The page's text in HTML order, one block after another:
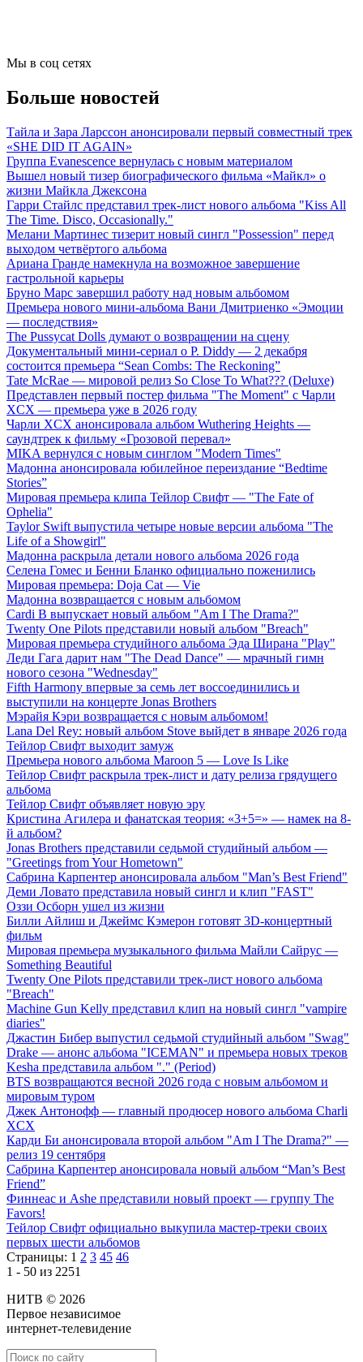
Мы в соц сетях
Больше новостей
Тайла и Зара Ларссон анонсировали первый совместный трек
«SHE DID IT AGAIN»
Группа Evanescence вернулась с новым материалом
Вышел новый тизер биографического фильма «Майкл» о
жизни Майкла Джексона
Гарри Стайлс представил трек-лист нового альбома "Kiss All
The Time. Disco, Occasionally."
Мелани Мартинес тизерит новый сингл "Possession" перед
выходом четвёртого альбома
Ариана Гранде намекнула на возможное завершение
гастрольной карьеры
Бруно Марс завершил работу над новым альбомом
Премьера нового мини-альбома Вани Дмитриенко «Эмоции
— последствия»
The Pussycat Dolls думают о возвращении на сцену
Документальный мини-сериал о P. Diddy — 2 декабря
состоится премьера “Sean Combs: The Reckoning”
Tate McRae — мировой релиз So Close To What??? (Deluxe)
Представлен первый постер фильма "The Moment" с Чарли
XCX — премьера уже в 2026 году
Чарли XCX анонсировала альбом Wuthering Heights —
саундтрек к фильму «Грозовой перевал»
MIKA вернулся с новым синглом "Modern Times"
Мадонна анонсировала юбилейное переиздание “Bedtime
Stories”
Мировая премьера клипа Тейлор Свифт — "The Fate of
Ophelia"
Taylor Swift выпустила четыре новые версии альбома "The
Life of a Showgirl"
Мадонна раскрыла детали нового альбома 2026 года
Селена Гомес и Бенни Бланко официально поженились
Мировая премьера: Doja Cat — Vie
Мадонна возвращается с новым альбомом
Cardi B выпускает новый альбом "Am I The Drama?"
Twenty One Pilots представили новый альбом "Breach"
Мировая премьера студийного альбома Эда Ширана "Play"
Леди Гага дарит нам "The Dead Dance" — мрачный гимн
нового сезона "Wednesday"
Fifth Harmony впервые за семь лет воссоединились и
выступили на концерте Jonas Brothers
Мэрайя Кэри возвращается с новым альбомом!
Lana Del Rey: новый альбом Stove выйдет в январе 2026 года
Тейлор Свифт выходит замуж
Премьера нового альбома Maroon 5 — Love Is Like
Тейлор Свифт раскрыла трек-лист и дату релиза грядущего
альбома
Тейлор Свифт объявляет новую эру
Кристина Агилера и фанатская теория: «3+5=» — намек на 8-
й альбом?
Jonas Brothers представили седьмой студийный альбом —
"Greetings from Your Hometown"
Сабрина Карпентер анонсировала альбом "Man’s Best Friend"
Деми Ловато представила новый сингл и клип "FAST"
Оззи Осборн ушел из жизни
Билли Айлиш и Джеймс Кэмерон готовят 3D-концертный
фильм
Мировая премьера музыкального фильма Майли Сайрус —
Something Beautiful
Twenty One Pilots представили трек-лист нового альбома
"Breach"
Machine Gun Kelly представил клип на новый сингл "vampire
diaries"
Джастин Бибер выпустил седьмой студийный альбом "Swag"
Drake — анонс альбома "ICEMAN" и премьера новых треков
Kesha представила альбом "." (Period)
BTS возвращаются весной 2026 года с новым альбомом и
мировым туром
Джек Антонофф — главный продюсер нового альбома Charli
XCX
Карди Би анонсировала второй альбом "Am I The Drama?" —
релиз 19 сентября
Сабрина Карпентер анонсировала новый альбом “Man’s Best
Friend”
Финнеас и Ashe представили новый проект — группу The
Favors!
Тейлор Свифт официально выкупила мастер-треки своих
первых шести альбомов
Страницы: 1 2 3 45 46
1 - 50 из 2251
НИТВ © 2026
Первое независимое
интернет-телевидение